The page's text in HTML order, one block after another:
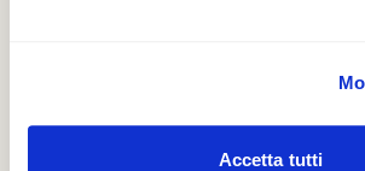
Accetta tutti
dei lavori. Possono fare